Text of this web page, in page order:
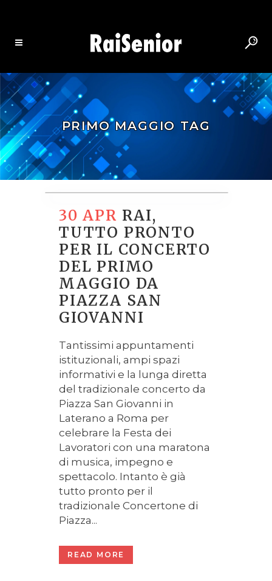
PRIMO MAGGIO TAG
30 APR RAI,
TUTTO PRONTO
PER IL CONCERTO
DEL PRIMO
MAGGIO DA
PIAZZA SAN
GIOVANNI
Tantissimi appuntamenti
istituzionali, ampi spazi
informativi e la lunga diretta
del tradizionale concerto da
Piazza San Giovanni in
Laterano a Roma per
celebrare la Festa dei
Lavoratori con una maratona
di musica, impegno e
spettacolo. Intanto è già
tutto pronto per il
tradizionale Concertone di
Piazza...
READ MORE